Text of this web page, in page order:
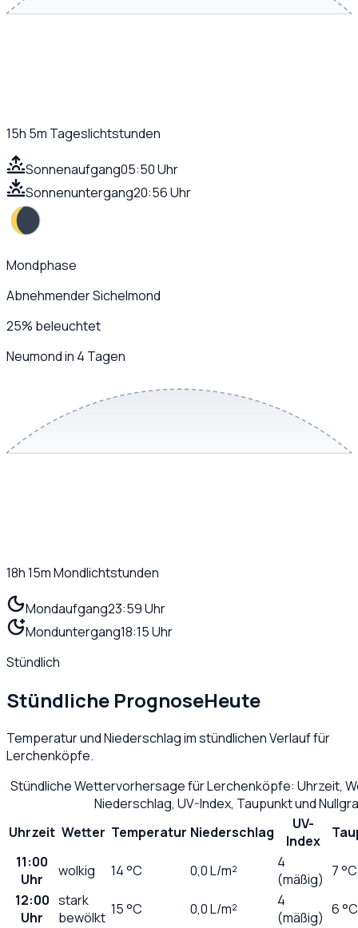
15h 5m Tageslichtstunden
Sonnenaufgang05:50 Uhr
Sonnenuntergang20:56 Uhr
Mondphase
Abnehmender Sichelmond
25% beleuchtet
Neumond in 4 Tagen
18h 15mMondlichtstunden
Mondaufgang23:59 Uhr
Monduntergang18:15 Uhr
Stündlich
Stündliche PrognoseHeute
Temperatur und Niederschlag im stündlichen Verlauf für
Lerchenköpfe.
Stündliche Wettervorhersage fürLerchenköpfe: Uhrzeit,
Niederschlag, UV-Index, Taupunkt und
Uhrzeit Wetter Temperatur Niederschlag
UV-
Index
11:00
Uhr
wolkig 14°C 0,0L/m²
4
(mäßig) 7 °C
12:00
Uhr
stark
bewölkt 15°C 0,0L/m²
4
(mäßig) 6 °C